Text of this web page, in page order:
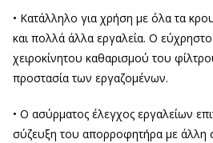
• Κατάλληλο για χρήση με όλα τα
και πολλά άλλα εργαλεία. Ο
χειροκίνητου καθαρισμού του
προστασία των εργαζομένων.
• Ο ασύρματος έλεγχος εργαλείων
σύζευξη του απορροφητήρα με άλλη